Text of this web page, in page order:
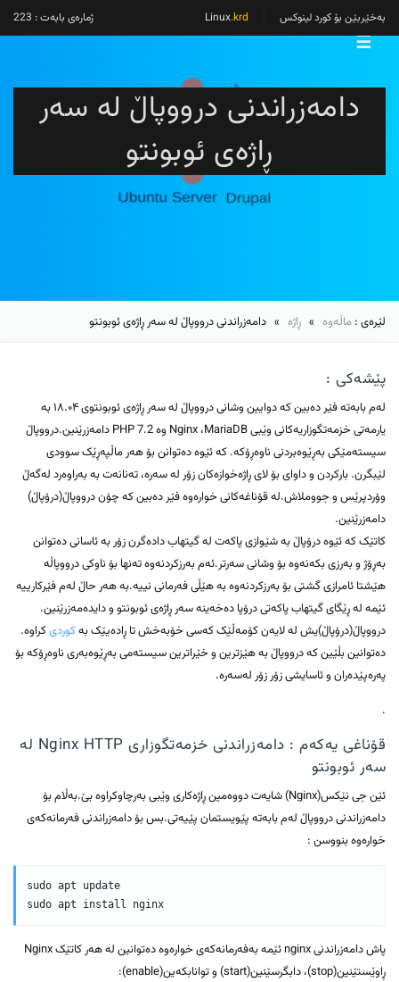
بەخێربێن بۆ کورد لینوکس .krd ژمارەی بابەت : 223
☰
دامەزراندنی درووپاڵ لە سەر
ڕاژەی ئوبونتو
لێرەی : ماڵەوە » ڕاژە » دامەزراندنی درووپاڵ لە سەر ڕاژەی ئوبونتو
پێشەکی :
لەم بابەتە فێر دەبین کە دوایین وشانی درووپاڵ لە سەر ڕاژەی ئوبونتوی ۱۸.۰۴ بە
یارمەتی خزمەتگوزاریەکانی وێبی Nginx ،MariaDB وە PHP 7.2 دامەزرێنین.درووپاڵ
سیستەمێکی بەڕێوەبردنی ناوەڕۆکە. کە ئێوە دەتوانن بۆ هەر ماڵپەڕێک سوودی
لێبگرن. بارکردن و داوای بۆ لای ڕاژەخوازەکان زۆر لە سەرە، تەنانەت بە بەراوەرد لەگەڵ
وۆردپرێس و جووملاش.لە قۆناغەکانی خوارەوە فێر دەبین کە چۆن درووپاڵ(درۆپاڵ)
دامەزرێنین.
کاتێک کە ئێوە درۆپاڵ بە شێوازی پاکەت لە گیتهاب دادەگرن زۆر بە ئاسانی دەتوانن
بەڕۆژ و بەرزی بکەنەوە بۆ وشانی سەرتر.ئەم بەرزکردنەوە تەنها بۆ ناوکی درووپاڵە
هێشتا ئامرازی گشتی بۆ بەرزکردنەوە بە هێڵی فەرمانی نییە.بە هەر حاڵ لەم فێرکارییە
ئێمە لە ڕێگای گیتهاب پاکەتی درۆپا دەخەینە سەر ڕاژەی ئوبونتو و دایدەمەزرێنین.
درووپاڵ(درۆپاڵ)یش لە لایەن کۆمەڵێک کەسی خۆبەخش تا ڕادەیێک بەکوردیکراوە.
دەتوانین بڵێین کە درووپاڵ بە هێزترین و خێراترین سیستەمی بەڕێوەبەری ناوەڕۆکە بۆ
پەرەپێدەران و ئاسایشی زۆر زۆر لەسەرە.
.
قۆناغی یەکەم : دامەزراندنی خزمەتگوزاری Nginx HTTP لە
سەر ئوبونتو
ئێن جی نێکس(Nginx) شایەت دووەمین ڕاژەکاری وێبی بەرچاوکراوە بێ.بەڵام بۆ
دامەزراندنی درووپاڵ لەم بابەتە پێویستمان پێیەتی.بس بۆ دامەزراندنی فەرمانەکەی
خوارەوە بنووسن :
sudo apt update
پاش دامەزراندنی nginx ئێمە بەفەرمانەکەی خوارەوە دەتوانین لە هەر کاتێک Nginx
ڕاوێستێنین(stop)، دابگرسێنین(start) و توانابکەین(enable):